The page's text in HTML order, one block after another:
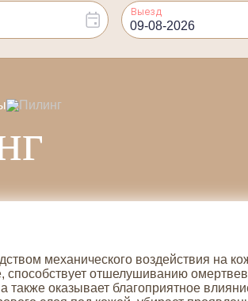
Пилинг
механического воздействия на
способствует отшелушиванию
а также оказывает благоприятное